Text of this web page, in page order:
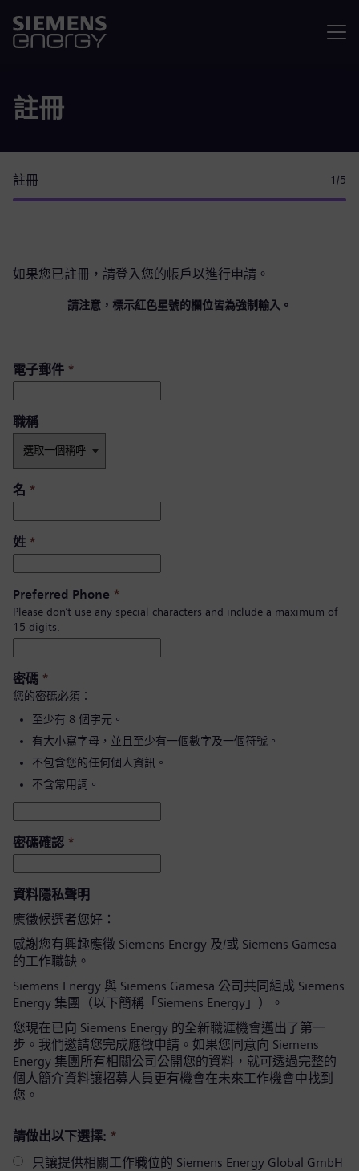
註冊
註冊 1 /5
如果您已註冊，請登入您的帳戶以進行申請。
請注意，標示紅色星號的欄位皆為強制輸入。
電子郵件 *
職稱
名 *
姓 *
Preferred Phone *
Please don’t use any special characters and include a maximum of
15 digits.
密碼 *
您的密碼必須：
至少有 8 個字元。
有大小寫字母，並且至少有一個數字及一個符號。
不包含您的任何個人資訊。
不含常用詞。
密碼確認 *
資料隱私聲明
應徵候選者您好：
感謝您有興趣應徵 Siemens Energy 及/或 Siemens Gamesa
的工作職缺。
Siemens Energy 與 Siemens Gamesa 公司共同組成 Siemens
Energy 集團（以下簡稱「Siemens Energy」）。
您現在已向 Siemens Energy 的全新職涯機會邁出了第一
步。我們邀請您完成應徵申請。如果您同意向 Siemens
Energy 集團所有相關公司公開您的資料，就可透過完整的
個人簡介資料讓招募人員更有機會在未來工作機會中找到
您。
請做出以下選擇: *
只讓提供相關工作職位的 Siemens Energy Global GmbH